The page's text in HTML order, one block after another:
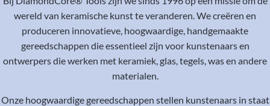
wereld van keramische kunst te veranderen. We creëren en
produceren innovatieve, hoogwaardige, handgemaakte
gereedschappen die essentieel zijn voor kunstenaars en
ontwerpers die werken met keramiek, glas, tegels, was en andere
materialen.
Onze hoogwaardige gereedschappen stellen kunstenaars in staat